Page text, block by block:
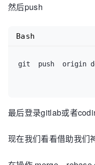
然后push
git  push  origin
Bash
最后登录gitlab或者
现在我们看看借助我们